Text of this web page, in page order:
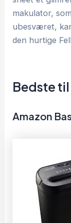
makulator,
ubesværet,
den hurtige
Bedste
Amazon